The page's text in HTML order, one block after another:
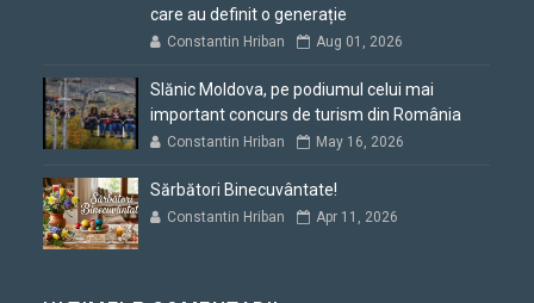
care au definit o generație
Constantin Hriban Aug 01, 2026
Slănic Moldova, pe podiumul celui mai
important concurs de turism din România
Constantin Hriban May 16, 2026
Sărbători Binecuvântate!
Constantin Hriban Apr 11, 2026